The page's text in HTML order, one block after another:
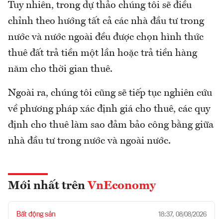
Tuy nhiên, trong dự thảo chúng tôi sẽ điều
chỉnh theo hướng tất cả các nhà đầu tư trong
nước và nước ngoài đều được chọn hình thức
thuê đất trả tiền một lần hoặc trả tiền hàng
năm cho thời gian thuê.
Ngoài ra, chúng tôi cũng sẽ tiếp tục nghiên cứu
về phương pháp xác định giá cho thuê, các quy
định cho thuê làm sao đảm bảo công bằng giữa
nhà đầu tư trong nước và ngoài nước.
Mới nhất trên VnEconomy
Bất động sản 18:37, 08/08/2026